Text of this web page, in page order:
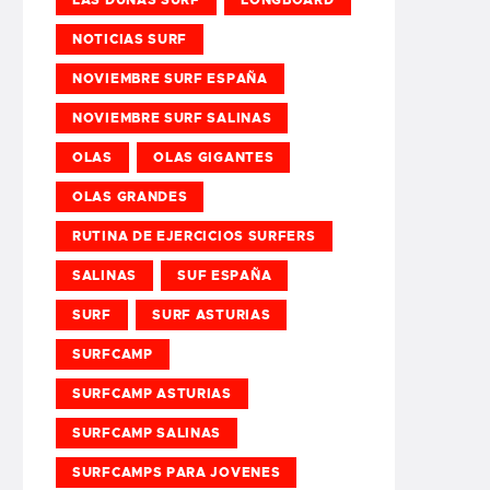
NOTICIAS SURF
NOVIEMBRE SURF ESPAÑA
NOVIEMBRE SURF SALINAS
OLAS OLAS GIGANTES
OLAS GRANDES
RUTINA DE EJERCICIOS SURFERS
SALINAS SUF ESPAÑA
SURF SURF ASTURIAS
SURFCAMP
SURFCAMP ASTURIAS
SURFCAMP SALINAS
SURFCAMPS PARA JOVENES